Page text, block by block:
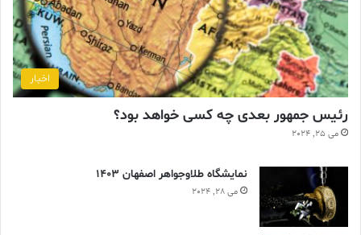
اخبار
رئیس جمهور بعدی چه کسی خواهد بود؟
می 25, 2024
نمایشگاه طلاوجواهر اصفهان 1403
می 28, 2024